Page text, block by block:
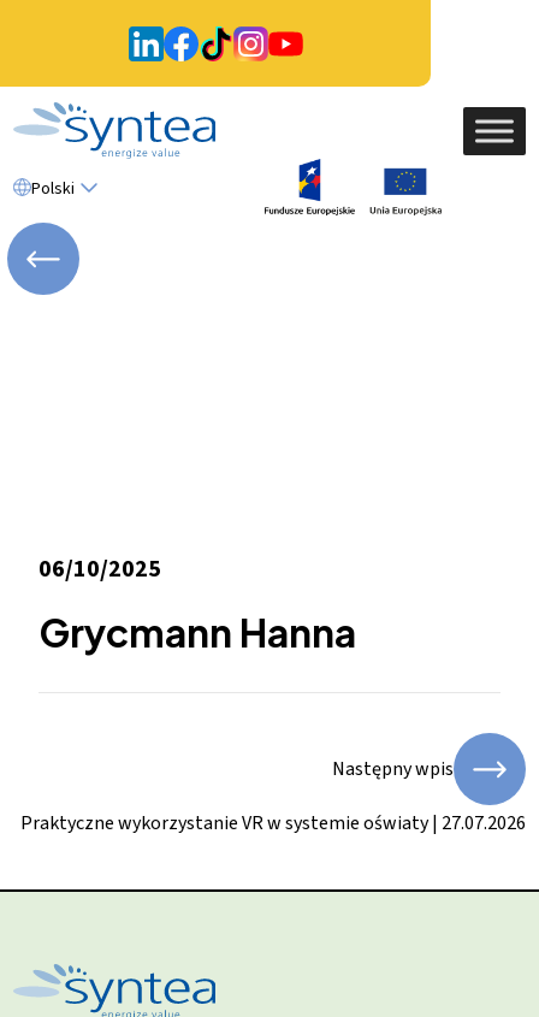
Polski
06/10/2025
Grycmann Hanna
Następny wpis
Praktyczne wykorzystanie VR w systemie oświaty | 27.07.2026